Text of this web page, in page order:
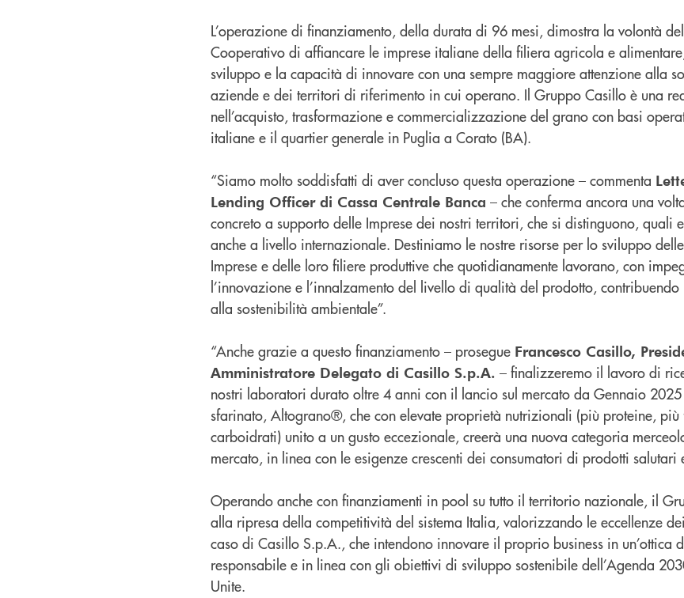
L’operazione di finanziamento, della durata di 96 mesi, dimostra la volontà
Cooperativo di affiancare le imprese italiane della filiera agricola e
sviluppo e la capacità di innovare con una sempre maggiore attenzione alla
aziende e dei territori di riferimento in cui operano. Il Gruppo Casillo è una
nell’acquisto, trasformazione e commercializzazione del grano con basi
italiane e il quartier generale in Puglia a Corato (BA).
“Siamo molto soddisfatti di aver concluso questa operazione – commenta
Lending Officer di Cassa Centrale Banca – che conferma ancora una
concreto a supporto delle Imprese dei nostri territori, che si distinguono, quali
anche a livello internazionale. Destiniamo le nostre risorse per lo sviluppo
Imprese e delle loro filiere produttive che quotidianamente lavorano, con
l’innovazione e l’innalzamento del livello di qualità del prodotto,
alla sostenibilità ambientale”.
“Anche grazie a questo finanziamento – prosegue Francesco Casillo,
Amministratore Delegato di Casillo S.p.A. – finalizzeremo il lavoro di
nostri laboratori durato oltre 4 anni con il lancio sul mercato da Gennaio
sfarinato, Altograno®, che con elevate proprietà nutrizionali (più proteine, più
carboidrati) unito a un gusto eccezionale, creerà una nuova categoria
mercato, in linea con le esigenze crescenti dei consumatori di prodotti salutari
Operando anche con finanziamenti in pool su tutto il territorio nazionale, il
alla ripresa della competitività del sistema Italia, valorizzando le eccellenze
caso di Casillo S.p.A., che intendono innovare il proprio business in un’ottica
responsabile e in linea con gli obiettivi di sviluppo sostenibile dell’Agenda
Unite.